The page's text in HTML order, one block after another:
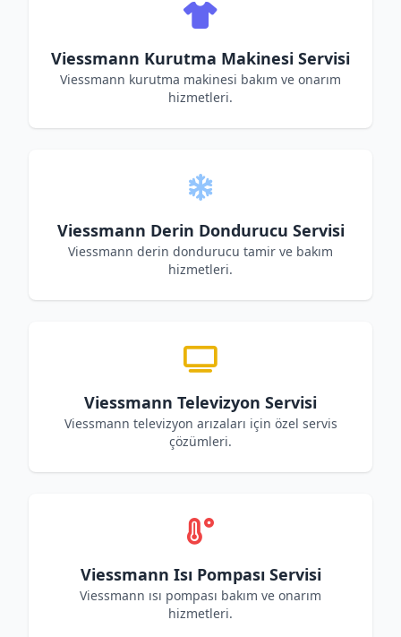
Viessmann Kurutma Makinesi Servisi
Viessmann kurutma makinesi bakım ve onarım
hizmetleri.
Viessmann Derin Dondurucu Servisi
Viessmann derin dondurucu tamir ve bakım
hizmetleri.
Viessmann Televizyon Servisi
Viessmann televizyon arızaları için özel servis
çözümleri.
Viessmann Isı Pompası Servisi
Viessmann ısı pompası bakım ve onarım
hizmetleri.